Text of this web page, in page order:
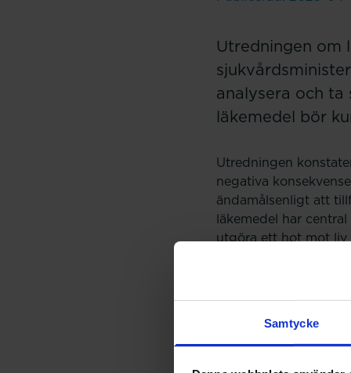
Samtycke
Utredningen om
analysera och
läkemedel bör
Utredningen
negativa
ändamålsenligt att
läkemedel har
utgöra ett hot mot liv
tillverkningen eller i